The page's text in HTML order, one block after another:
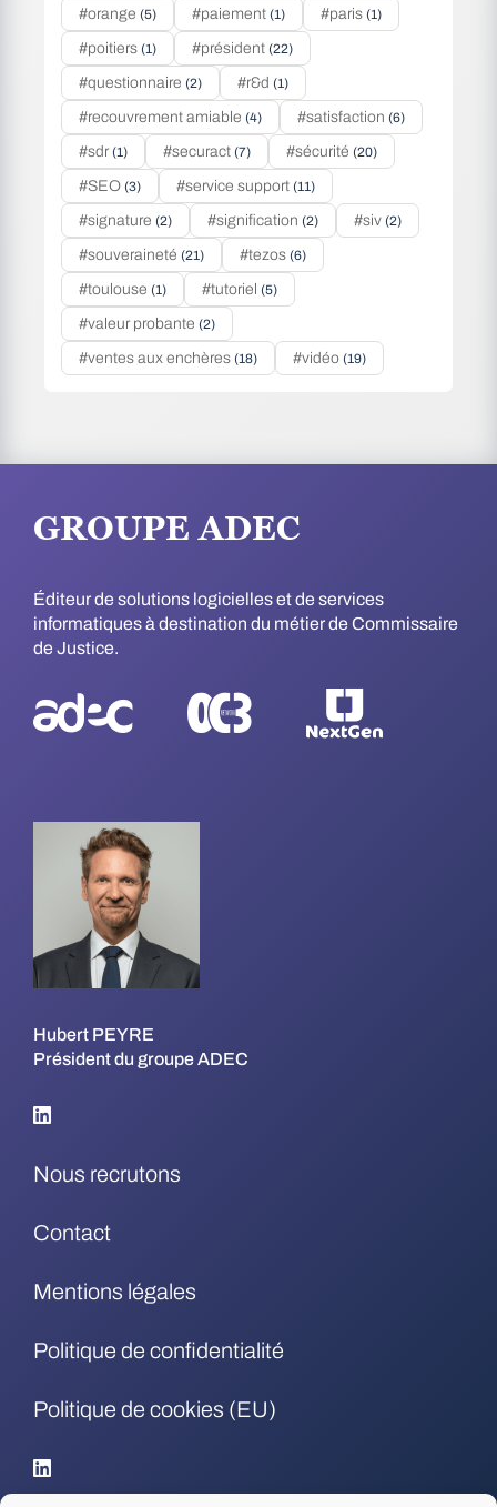
#orange (5) #paiement (1) #paris (1)
#poitiers (1) #président (22)
#questionnaire (2) #r&d (1)
#recouvrement amiable (4) #satisfaction (6)
#sdr (1) #securact (7) #sécurité (20)
#SEO (3) #service support (11)
#signature (2) #signification (2) #siv (2)
#souveraineté (21) #tezos (6)
#toulouse (1) #tutoriel (5)
#valeur probante (2)
#ventes aux enchères (18) #vidéo (19)
GROUPE ADEC
Éditeur de solutions logicielles et de services
informatiques à destination du métier de Commissaire
de Justice.
Hubert PEYRE
Président du groupe ADEC
Nous recrutons
Contact
Mentions légales
Politique de confidentialité
Politique de cookies (EU)